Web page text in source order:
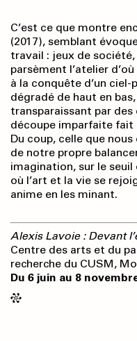
C’est ce que montre
(2017), semblant
travail : jeux de
parsèment l’atelier
à la conquête d’un
dégradé de haut en
transparaissant par des
découpe imparfaite
Du coup, celle que
de notre propre
imagination, sur le
où l’art et la vie se
anime en les minant.
Alexis Lavoie : Devant
Centre des arts et du
recherche du CUSM,
Du 6 juin au 8